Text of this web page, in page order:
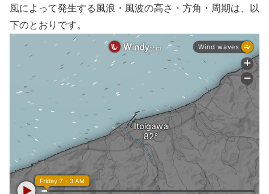
風によって発生する風浪・風波の高さ・方角・周期は、以
下のとおりです。